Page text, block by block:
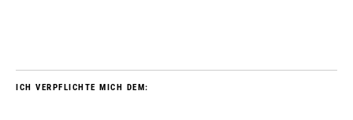
ICH VERPFLICHTE MICH DEM: